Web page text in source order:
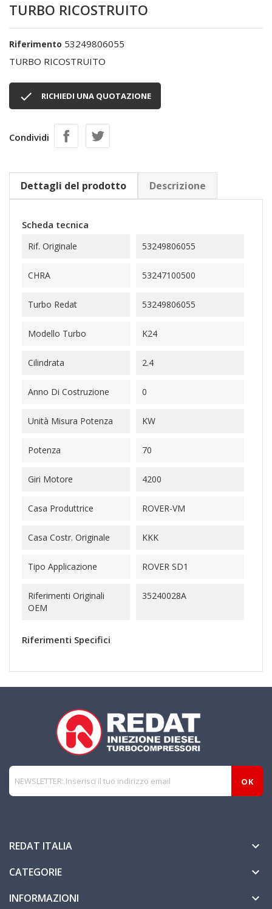
TURBO RICOSTRUITO
Riferimento 53249806055
TURBO RICOSTRUITO
 RICHIEDI UNA QUOTAZIONE
Condividi
Dettagli del prodotto Descrizione
Scheda tecnica
Rif. Originale 53249806055
CHRA 53247100500
Turbo Redat 53249806055
Modello Turbo K24
Cilindrata 2.4
Anno Di Costruzione 0
Unità Misura Potenza KW
Potenza 70
Giri Motore 4200
Casa Produttrice ROVER-VM
Casa Costr. Originale KKK
Tipo Applicazione ROVER SD1
Riferimenti Originali
OEM
35240028A
Riferimenti Specifici
REDAT ITALIA 
CATEGORIE 
INFORMAZIONI 